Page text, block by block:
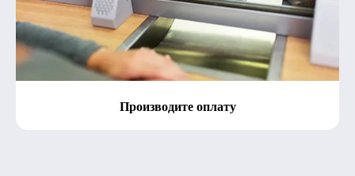
Производите оплату